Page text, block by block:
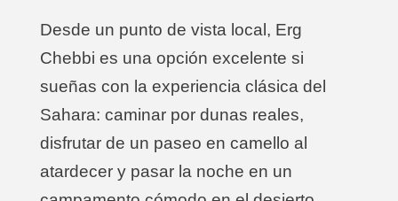
Desde un punto de vista local, Erg
Chebbi es una opción excelente si
sueñas con la experiencia clásica del
Sahara: caminar por dunas reales,
disfrutar de un paseo en camello al
atardecer y pasar la noche en un